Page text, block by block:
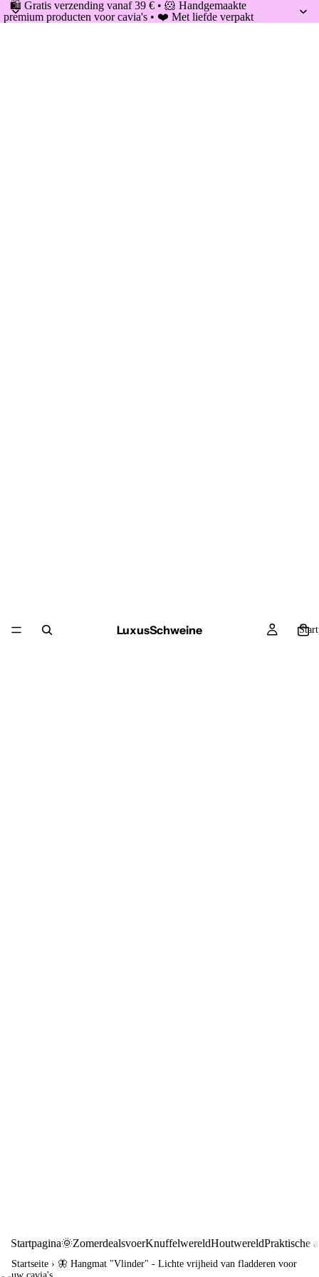
🛍️ Gratis verzending vanaf 39 € • 🐹 Handgemaakte
premium producten voor cavia's • ❤️ Met liefde verpakt
LuxusSchweine
Startpagina🌞ZomerdealsvoerKnuffelwereldHoutwereldPraktische
Startseite › 🦋 Hangmat "Vlinder" - Lichte vrijheid van fladderen voor